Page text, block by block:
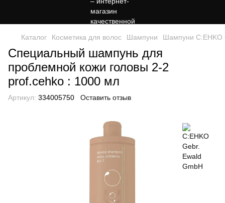
Каталог Косметика для волос Шампуни Шампуни C:EHKO
Специальный шампунь для
проблемной кожи головы 2-2
prof.cehko : 1000 мл
Артикул: 334005750 Оставить отзыв